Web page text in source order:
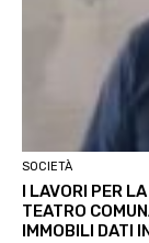
SOCIETÀ
I LAVORI PER
TEATRO
IMMOBILI DATI